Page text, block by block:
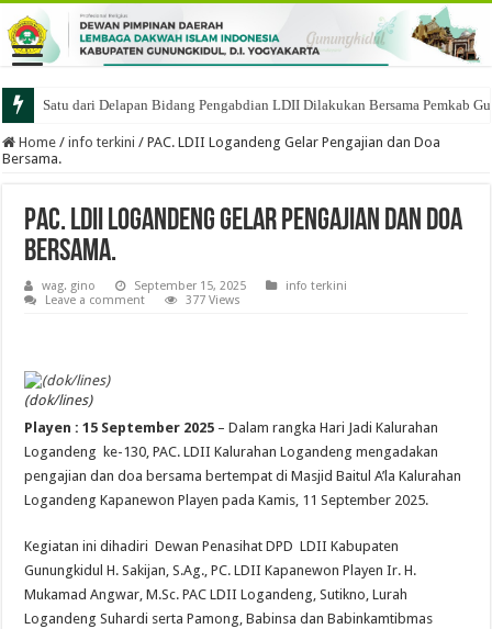
Satu dari Delapan Bidang Pengabdian LDII Dilakukan Bersama Pemkab
Home / info terkini / PAC. LDII Logandeng Gelar Pengajian dan Doa
Bersama.
PAC. LDII Logandeng Gelar Pengajian dan Doa
Bersama.
wag. gino September 15, 2025
info terkini
Leave a comment
377 Views
(dok/lines)
Playen : 15 September 2025 – Dalam rangka Hari Jadi Kalurahan
Logandeng ke-130, PAC. LDII Kalurahan Logandeng mengadakan
pengajian dan doa bersama bertempat di Masjid Baitul A’la Kalurahan
Logandeng Kapanewon Playen pada Kamis, 11 September 2025.
​Kegiatan ini dihadiri Dewan Penasihat DPD LDII Kabupaten
Gunungkidul H. Sakijan, S.Ag., PC. LDII Kapanewon Playen Ir. H.
Mukamad Angwar, M.Sc. PAC LDII Logandeng, Sutikno, Lurah
Logandeng Suhardi serta Pamong, Babinsa dan Babinkamtibmas